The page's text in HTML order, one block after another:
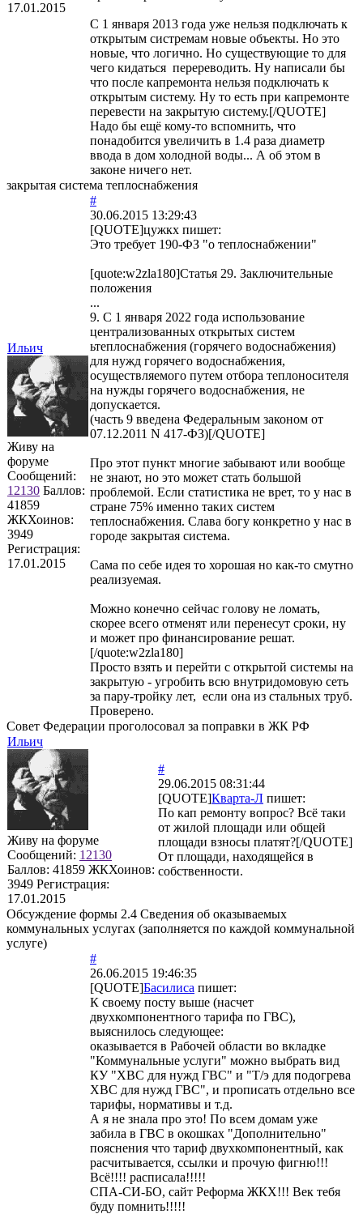
17.01.2015
С 1 января 2013 года уже нельзя подключать к
открытым систремам новые объекты. Но это
новые, что логично. Но существующие то для
чего кидаться перереводить. Ну написали бы
что после капремонта нельзя подключать к
открытым систему. Ну то есть при капремонте
перевести на закрытую систему.[/QUOTE]
Надо бы ещё кому-то вспомнить, что
понадобится увеличить в 1.4 раза диаметр
ввода в дом холодной воды... А об этом в
законе ничего нет.
закрытая система теплоснабжения
Ильич
Живу на
форуме
Сообщений:
12130 Баллов:
41859
ЖКХоинов:
3949
Регистрация:
17.01.2015
#
30.06.2015 13:29:43
[QUOTE]цужкх пишет:
Это требует 190-ФЗ "о теплоснабжении"
[quote:w2zla180]Статья 29. Заключительные
положения
...
9. С 1 января 2022 года использование
централизованных открытых систем
ьтеплоснабжения (горячего водоснабжения)
для нужд горячего водоснабжения,
осуществляемого путем отбора теплоносителя
на нужды горячего водоснабжения, не
допускается.
(часть 9 введена Федеральным законом от
07.12.2011 N 417-ФЗ)[/QUOTE]
Про этот пункт многие забывают или вообще
не знают, но это может стать большой
проблемой. Если статистика не врет, то у нас в
стране 75% именно таких систем
теплоснабжения. Слава богу конкретно у нас в
городе закрытая система.
Сама по себе идея то хорошая но как-то смутно
реализуемая.
Можно конечно сейчас голову не ломать,
скорее всего отменят или перенесут сроки, ну
и может про финансирование решат.
[/quote:w2zla180]
Просто взять и перейти с открытой системы на
закрытую - угробить всю внутридомовую сеть
за пару-тройку лет, если она из стальных труб.
Проверено.
Совет Федерации проголосовал за поправки в ЖК РФ
Ильич
Живу на форуме
Сообщений: 12130
Баллов: 41859 ЖКХоинов:
3949 Регистрация:
17.01.2015
#
29.06.2015 08:31:44
[QUOTE]Кварта-Л пишет:
По кап ремонту вопрос? Всё таки
от жилой площади или общей
площади взносы платят?[/QUOTE]
От площади, находящейся в
собственности.
Обсуждение формы 2.4 Сведения об оказываемых
коммунальных услугах (заполняется по каждой коммунальной
услуге)
#
26.06.2015 19:46:35
[QUOTE]Басилиса пишет:
К своему посту выше (насчет
двухкомпонентного тарифа по ГВС),
выяснилось следующее:
оказывается в Рабочей области во вкладке
"Коммунальные услуги" можно выбрать вид
КУ "ХВС для нужд ГВС" и "Т/э для подогрева
ХВС для нужд ГВС", и прописать отдельно все
тарифы, нормативы и т.д.
А я не знала про это! По всем домам уже
забила в ГВС в окошках "Дополнительно"
пояснения что тариф двухкомпонентный, как
расчитывается, ссылки и прочую фигню!!!
Всё!!!! расписала!!!!!
СПА-СИ-БО, сайт Реформа ЖКХ!!! Век тебя
буду помнить!!!!!